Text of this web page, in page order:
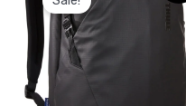
oli:
163,15 €.
on:
163,15 €.